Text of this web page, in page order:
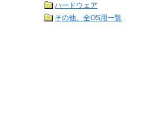
ハードウェア
その他、全OS用一覧